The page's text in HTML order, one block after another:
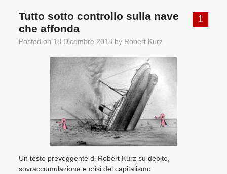
1
Tutto sotto controllo sulla nave
che affonda
Posted on 18 Dicembre 2018 by Robert Kurz
Un testo preveggente di Robert Kurz su debito,
sovraccumulazione e crisi del capitalismo.